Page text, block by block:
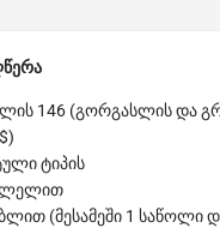
146 (გორგასლის და
ტიპის
(მესამეში 1 საწოლი